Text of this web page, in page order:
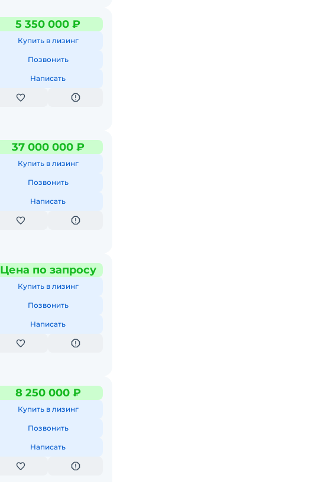
5 350 000 ₽
Купить в лизинг
Позвонить
Написать
37 000 000 ₽
Купить в лизинг
Позвонить
Написать
Цена по запросу
Купить в лизинг
Позвонить
Написать
8 250 000 ₽
Купить в лизинг
Позвонить
Написать